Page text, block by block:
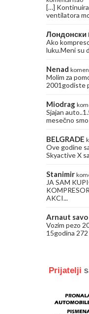
[…]
ventilatora
Лондонски
Ako
luku.Meni su
Nenad
Molim za
2001godiste
Miodrag
Sjajan
mesečno smo
BELGRADE
Ove godine
Skyactive X
Stanimir
JA SAM
AKCI...
Arnaut savo
Vozim pezo
15godina
Prijatelji